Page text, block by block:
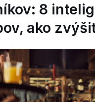
8
ako